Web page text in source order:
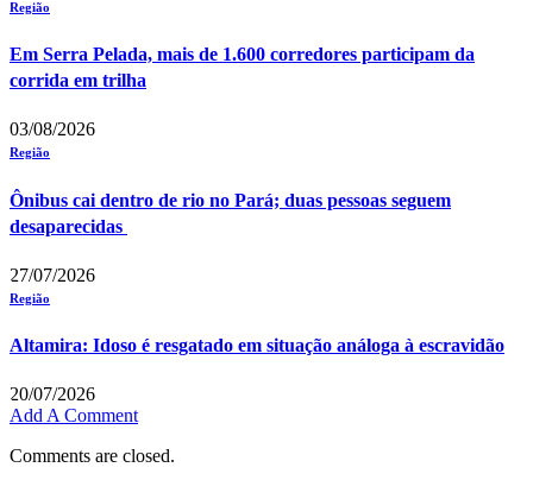
Região
Em Serra Pelada, mais de 1.600 corredores participam da
corrida em trilha
03/08/2026
Região
Ônibus cai dentro de rio no Pará; duas pessoas seguem
desaparecidas
27/07/2026
Região
Altamira: Idoso é resgatado em situação análoga à escravidão
20/07/2026
Add A Comment
Comments are closed.